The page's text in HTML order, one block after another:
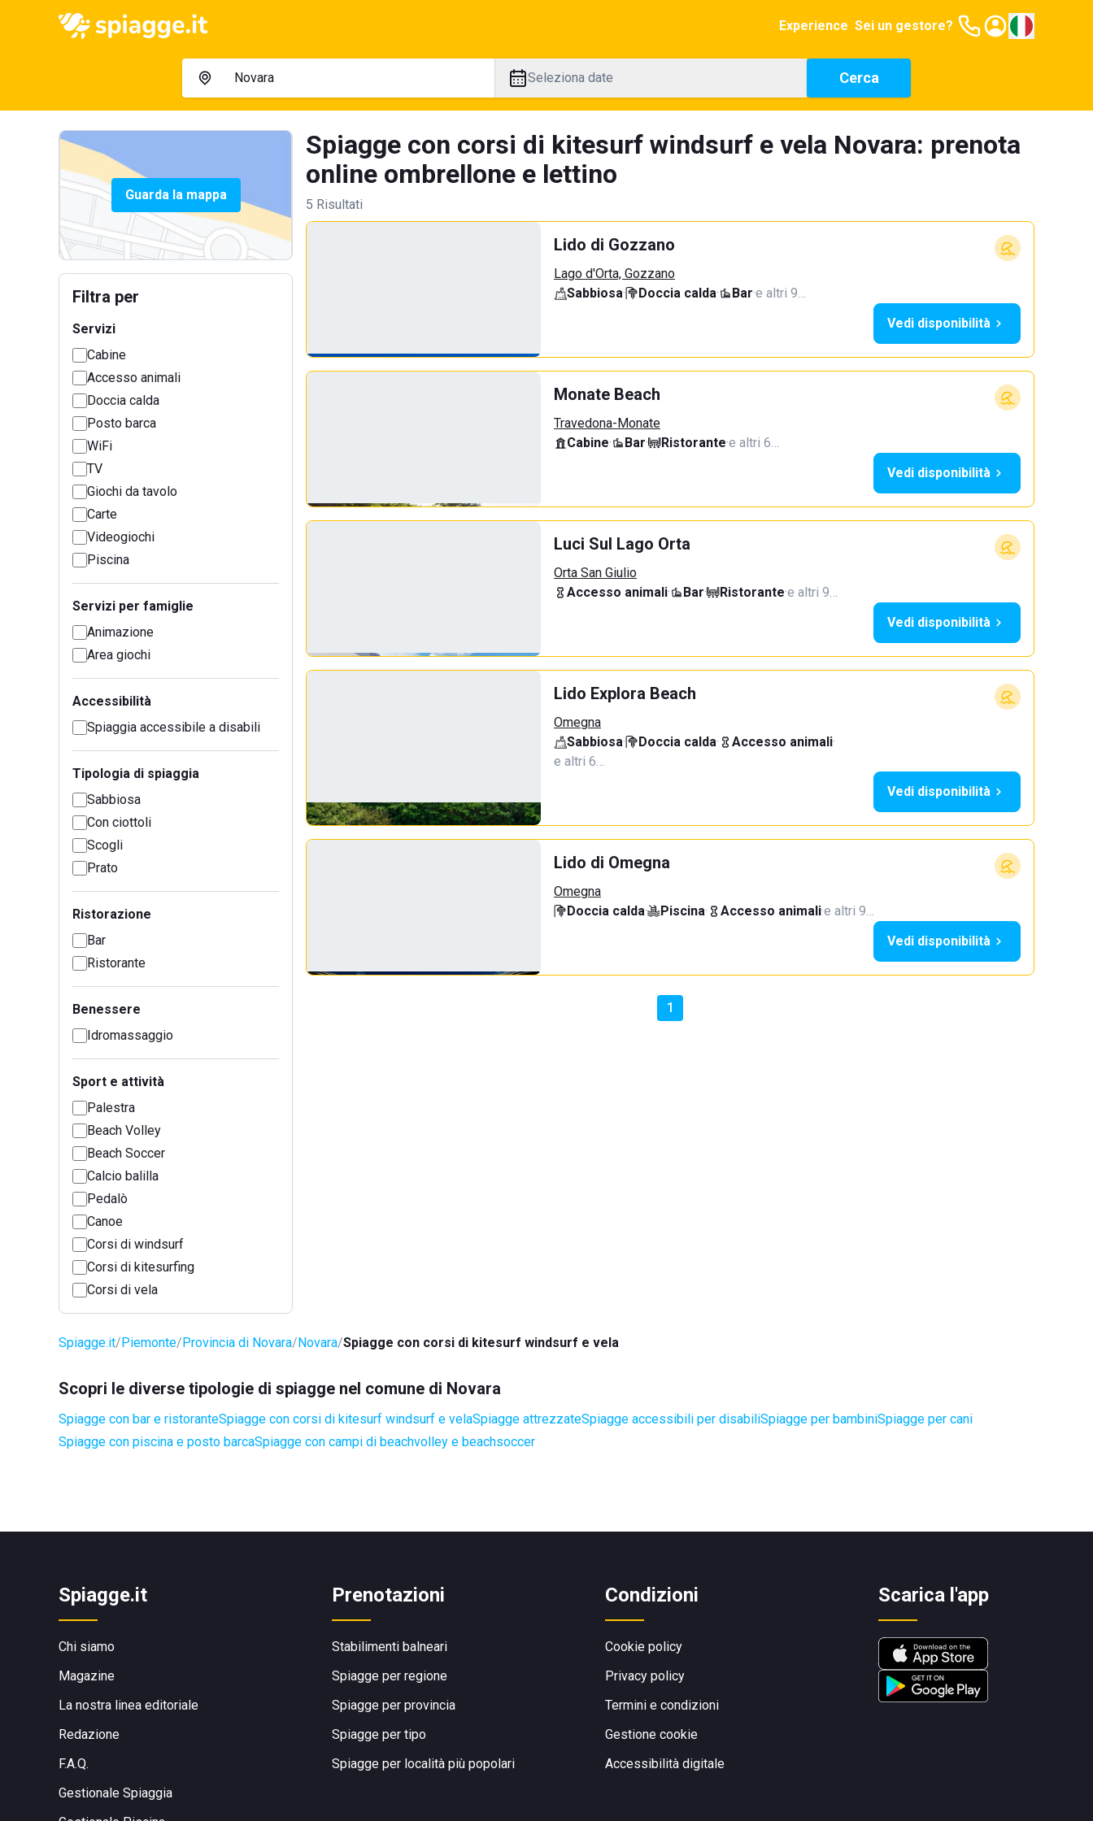
Experience Sei un gestore?
Seleziona date Cerca
Guarda la mappa
Filtra per
Servizi
Cabine
Accesso animali
Doccia calda
Posto barca
WiFi
TV
Giochi da tavolo
Carte
Videogiochi
Piscina
Servizi per famiglie
Animazione
Area giochi
Accessibilità
Spiaggia accessibile a disabili
Tipologia di spiaggia
Sabbiosa
Con ciottoli
Scogli
Prato
Ristorazione
Bar
Ristorante
Benessere
Idromassaggio
Sport e attività
Palestra
Beach Volley
Beach Soccer
Calcio balilla
Pedalò
Canoe
Corsi di windsurf
Corsi di kitesurfing
Corsi di vela
Spiagge con corsi di kitesurf windsurf e vela Novara: prenota
online ombrellone e lettino
5 Risultati
Lido di Gozzano
Lago d'Orta, Gozzano
Sabbiosa· Doccia calda· Bar·e altri 9…
Vedi disponibilità
Monate Beach
Travedona-Monate
Cabine· Bar· Ristorante·e altri 6…
Vedi disponibilità
Luci Sul Lago Orta
Orta San Giulio
Accesso animali· Bar· Ristorante·e altri 9…
Vedi disponibilità
Lido Explora Beach
Omegna
Sabbiosa· Doccia calda· Accesso animali·
e altri 6…
Vedi disponibilità
Lido di Omegna
Omegna
Doccia calda· Piscina· Accesso animali·e altri 9…
Vedi disponibilità
1
Spiagge.it Piemonte Provincia di Novara Novara Spiagge con corsi di kitesurf windsurf e vela
Scopri le diverse tipologie di spiagge nel comune di Novara
Spiagge con bar e ristoranteSpiagge con corsi di kitesurf windsurf e velaSpiagge attrezzateSpiagge accessibili per disabiliSpiagge per bambiniSpiagge per cani
Spiagge con piscina e posto barcaSpiagge con campi di beachvolley e beachsoccer
Spiagge.it
Chi siamo
Magazine
La nostra linea editoriale
Redazione
F.A.Q.
Gestionale Spiaggia
Prenotazioni
Stabilimenti balneari
Spiagge per regione
Spiagge per provincia
Spiagge per tipo
Spiagge per località più popolari
Condizioni
Cookie policy
Privacy policy
Termini e condizioni
Gestione cookie
Accessibilità digitale
Scarica l'app